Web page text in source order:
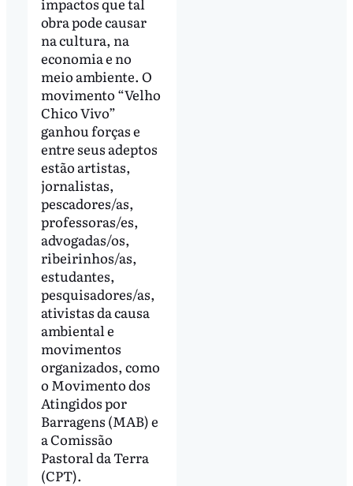
obra pode causar
na cultura, na
economia e no
meio ambiente. O
movimento “Velho
Chico Vivo”
ganhou forças e
entre seus adeptos
estão artistas,
jornalistas,
pescadores/as,
professoras/es,
advogadas/os,
ribeirinhos/as,
estudantes,
pesquisadores/as,
ativistas da causa
ambiental e
movimentos
organizados, como
o Movimento dos
Atingidos por
Barragens (MAB) e
a Comissão
Pastoral da Terra
(CPT).